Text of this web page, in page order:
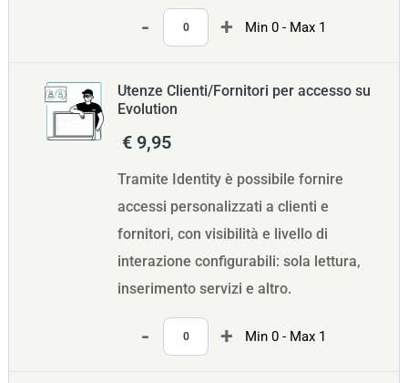
Min 0 - Max 1
Utenze Clienti/Fornitori per accesso su
Evolution
€ 9,95
Tramite Identity è possibile fornire
accessi personalizzati a clienti e
fornitori, con visibilità e livello di
interazione configurabili: sola lettura,
inserimento servizi e altro.
Min 0 - Max 1